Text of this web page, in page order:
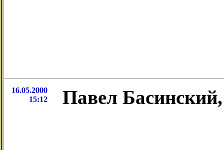
16.05.2000
15:12
Павел